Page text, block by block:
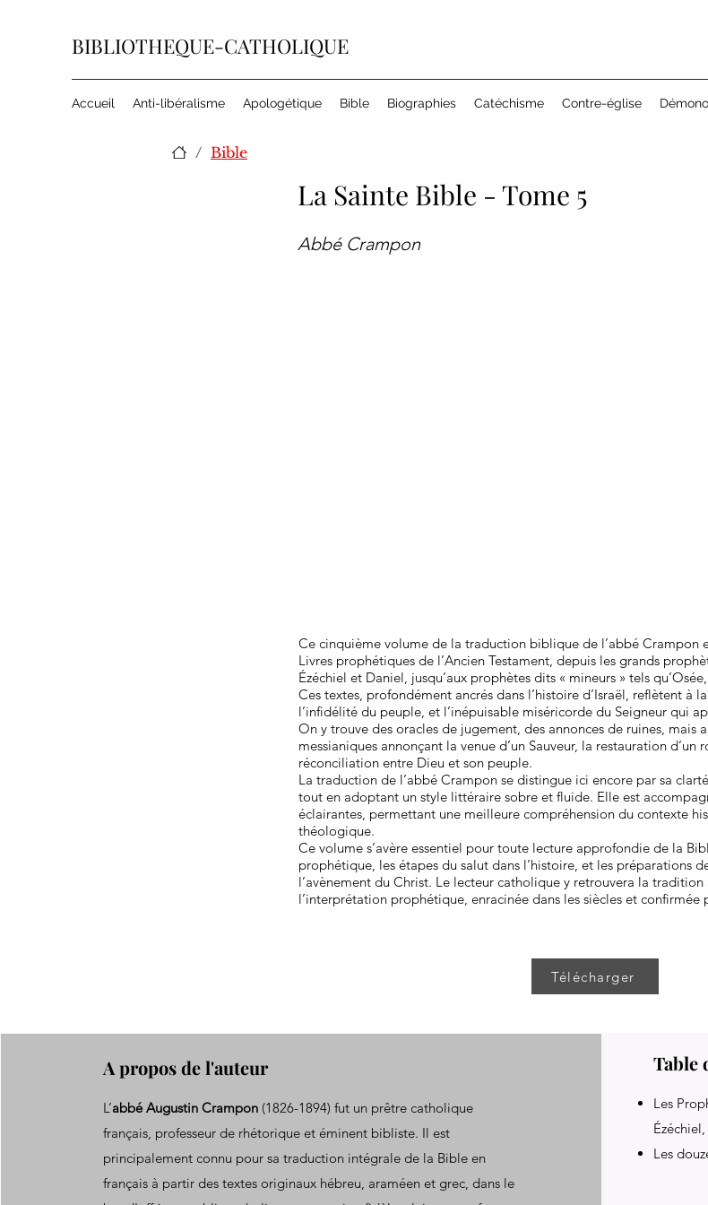
BIBLIOTHEQUE-CATHOLIQUE
Accueil Anti-libéralisme Apologétique Bible Biographies Catéchisme Contre-église
/ Bible
La Sainte Bible - Tome 5
Abbé Crampon
Ce cinquième volume de la traduction biblique de l’abbé Crampon
Livres prophétiques de l’Ancien Testament, depuis les grands
Ézéchiel et Daniel, jusqu’aux prophètes dits « mineurs » tels
Ces textes, profondément ancrés dans l’histoire d’Israël, reflètent à
l’infidélité du peuple, et l’inépuisable miséricorde du Seigneur qui
On y trouve des oracles de jugement, des annonces de ruines, mais
messianiques annonçant la venue d’un Sauveur, la restauration d’un
réconciliation entre Dieu et son peuple.
La traduction de l’abbé Crampon se distingue ici encore par sa
tout en adoptant un style littéraire sobre et fluide. Elle est
éclairantes, permettant une meilleure compréhension du contexte
théologique.
Ce volume s’avère essentiel pour toute lecture approfondie de la
prophétique, les étapes du salut dans l’histoire, et les préparations
l’avènement du Christ. Le lecteur catholique y retrouvera la
l’interprétation prophétique, enracinée dans les siècles et confirmée
Télécharger
A propos de l'auteur
L’abbé Augustin Crampon (1826-1894) fut un prêtre catholique
français, professeur de rhétorique et éminent bibliste. Il est
principalement connu pour sa traduction intégrale de la Bible en
français à partir des textes originaux hébreu, araméen et grec, dans le
Table
Les
Les